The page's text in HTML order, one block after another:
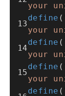
your
define (
your
define (
your
define (
your
define (